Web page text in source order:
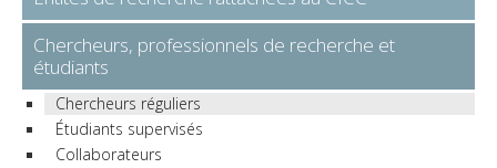
Chercheurs, professionnels de recherche et
étudiants
Chercheurs réguliers
Étudiants supervisés
Collaborateurs